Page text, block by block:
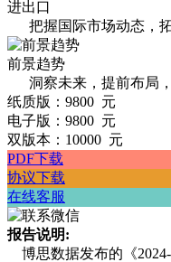
进出口
把握国际市场动态，拓
前景趋势
洞察未来，提前布局，
纸质版：9800 元
电子版：9800 元
双版本：10000 元
PDF下载
协议下载
在线客服
报告说明:
博思数据发布的《